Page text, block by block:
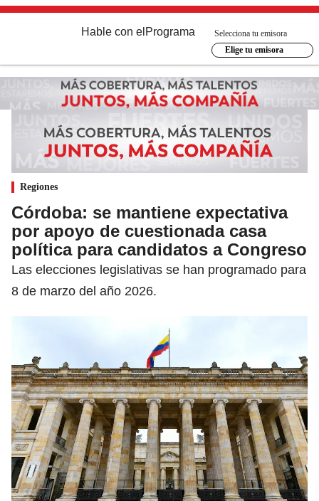
Hable con el Programa
Selecciona tu emisora
Elige tu emisora
Regiones
Córdoba: se mantiene expectativa
por apoyo de cuestionada casa
política para candidatos a Congreso
Las elecciones legislativas se han programado para
8 de marzo del año 2026.